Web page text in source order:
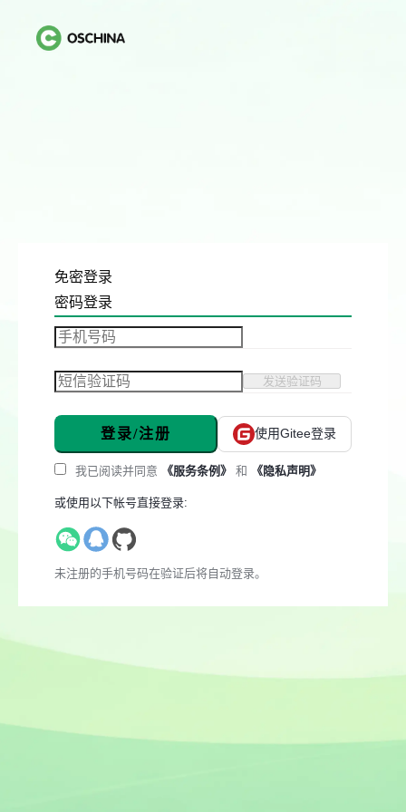
免密登录
密码登录
发送验证码
登录/注册 使用Gitee登录
我已阅读并同意 《服务条例》 和 《隐私声明》
或使用以下帐号直接登录:
未注册的手机号码在验证后将自动登录。